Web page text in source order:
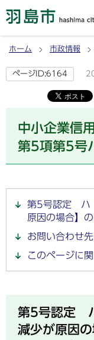
ホーム 市政情報
ページID:6164
中小企業信
第5項第5号
第5号認定 ハ
原因の場合】
お問い合わせ先
このページに
第5号認定
減少が原因